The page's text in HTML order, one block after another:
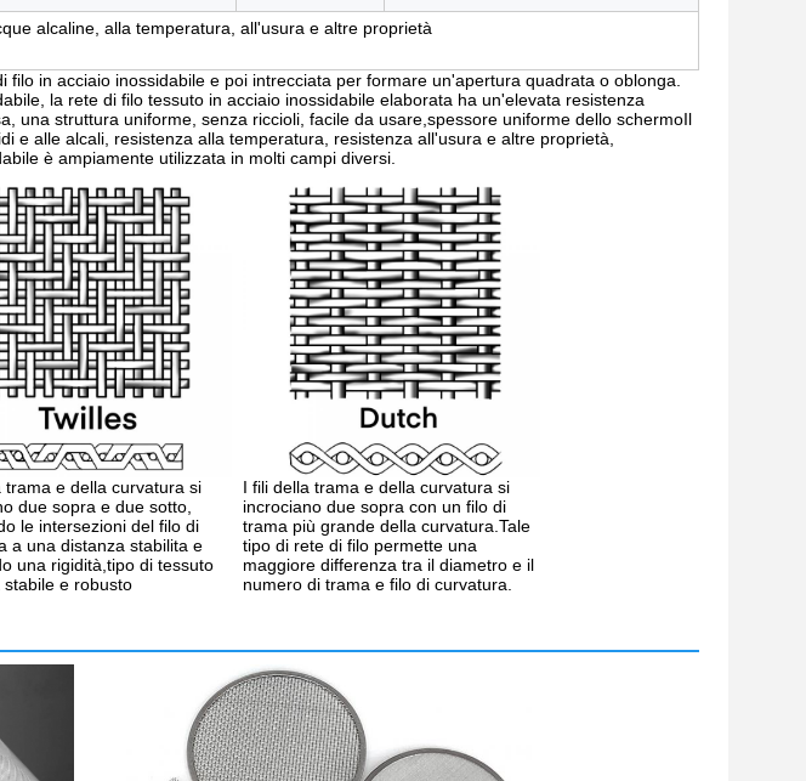
alcaline, alla temperatura, all'usura e altre proprietà
in acciaio inossidabile e poi intrecciata per formare un'apertura quadrata o oblonga.
la rete di filo tessuto in acciaio inossidabile elaborata ha un'elevata resistenza
una struttura uniforme, senza riccioli, facile da usare,spessore uniforme dello schermoIl
e alle alcali, resistenza alla temperatura, resistenza all'usura e altre proprietà,
è ampiamente utilizzata in molti campi diversi.
trama e della curvatura si
due sopra e due sotto,
le intersezioni del filo di
a una distanza stabilita e
una rigidità,tipo di tessuto
stabile e robusto
I fili della trama e della curvatura si
incrociano due sopra con un filo di
trama più grande della curvatura.Tale
tipo di rete di filo permette una
maggiore differenza tra il diametro e il
numero di trama e filo di curvatura.